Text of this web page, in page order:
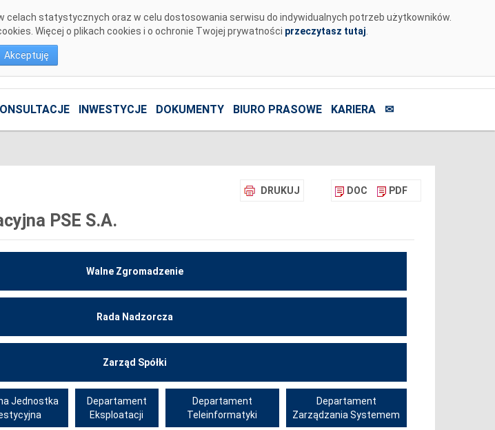
statystycznych oraz w celu dostosowania serwisu do indywidualnych potrzeb użytkowników.
Więcej o plikach cookies i o ochronie Twojej prywatności przeczytasz tutaj
Akceptuję
INWESTYCJE DOKUMENTY BIURO PRASOWE KARIERA ✉
DRUKUJ DOC PDF
PSE S.A.
Walne Zgromadzenie
Rada Nadzorcza
Zarząd Spółki
Jednostka
Departament
Eksploatacji
Departament
Teleinformatyki
Departament
Zarządzania Systemem